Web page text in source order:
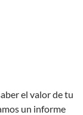
el valor de tu
un informe